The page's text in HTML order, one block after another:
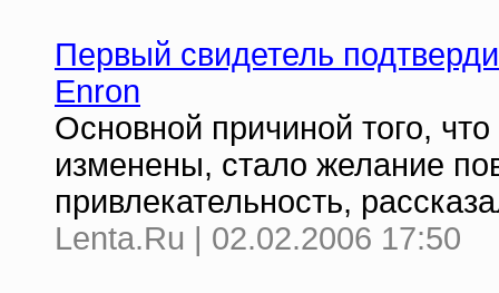
Первый свидетель
Enron
Основной причиной того,
изменены, стало желание
привлекательность,
Lenta.Ru | 02.02.2006 17:50